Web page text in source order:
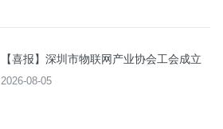
【喜报】深圳市物联网产业协会工会成立
2026-08-05